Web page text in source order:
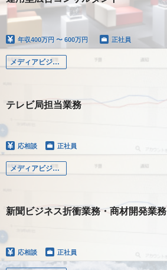
年収400万円 〜 600万円 正社員
メディアビジネス
テレビ局担当業務
応相談 正社員
メディアビジネス
新聞ビジネス折衝業務・商材開発業務
応相談 正社員